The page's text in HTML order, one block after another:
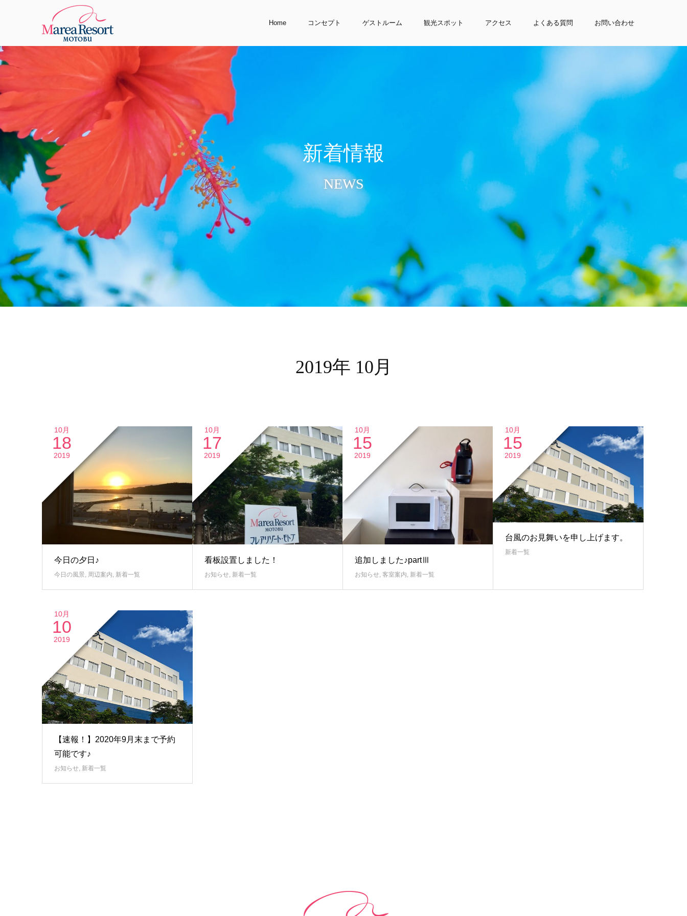
Home コンセプト ゲストルーム 観光スポット アクセス よくある質問 お問い合わせ
NEWS
新着情報
2019年 10月
10月
18
2019
今日の夕日♪
今日の風景, 周辺案内, 新着一覧
10月
17
2019
看板設置しました！
お知らせ, 新着一覧
10月
15
2019
追加しました♪partⅢ
お知らせ, 客室案内, 新着一覧
10月
15
2019
台風のお見舞いを申し上げます。
新着一覧
10月
10
2019
【速報！】2020年9月末まで予約
可能です♪
お知らせ 新着一覧